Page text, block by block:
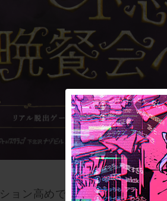
ョン高めでお送りしていますが